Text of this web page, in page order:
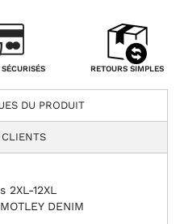
RETOURS SIMPLES
DU PRODUIT
CLIENTS
12XL
DENIM